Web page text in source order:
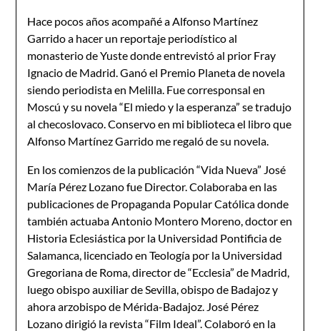
Hace pocos años acompañé a Alfonso Martínez
Garrido a hacer un reportaje periodístico al
monasterio de Yuste donde entrevistó al prior Fray
Ignacio de Madrid. Ganó el Premio Planeta de novela
siendo periodista en Melilla. Fue corresponsal en
Moscú y su novela “El miedo y la esperanza” se tradujo
al checoslovaco. Conservo en mi biblioteca el libro que
Alfonso Martínez Garrido me regaló de su novela.
En los comienzos de la publicación “Vida Nueva” José
María Pérez Lozano fue Director. Colaboraba en las
publicaciones de Propaganda Popular Católica donde
también actuaba Antonio Montero Moreno, doctor en
Historia Eclesiástica por la Universidad Pontificia de
Salamanca, licenciado en Teología por la Universidad
Gregoriana de Roma, director de “Ecclesia” de Madrid,
luego obispo auxiliar de Sevilla, obispo de Badajoz y
ahora arzobispo de Mérida-Badajoz. José Pérez
Lozano dirigió la revista “Film Ideal”. Colaboró en la